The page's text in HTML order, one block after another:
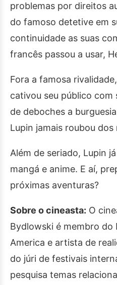
problemas por direitos
do famoso detetive em
continuidade as suas
francês passou a usar,
Fora a famosa
cativou seu público com
de deboches a
Lupin jamais roubou
Além de seriado, Lupin
mangá e anime. E aí,
próximas aventuras?
Sobre o cineasta: O
Bydlowski é membro do
America e artista de
do júri de festivais
pesquisa temas